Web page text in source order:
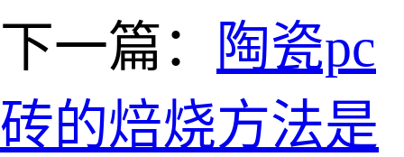
下一篇：
陶瓷pc
砖的焙烧方法是